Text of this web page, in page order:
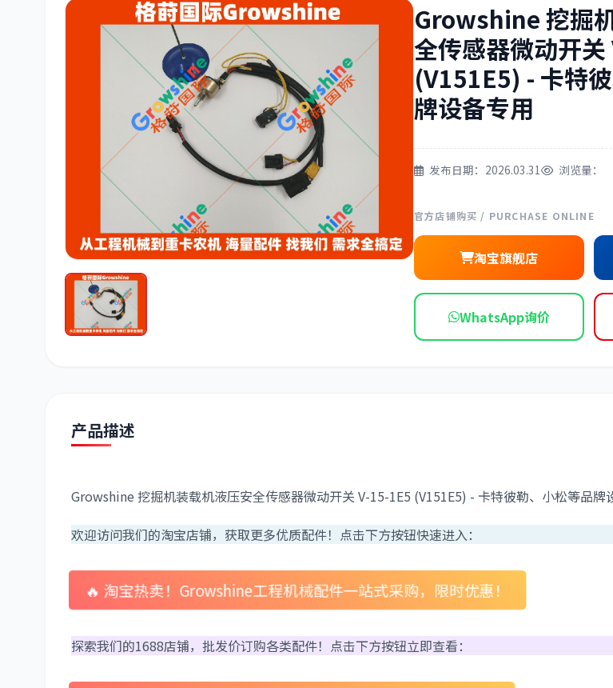
柳工 斗山 三一 奔驰
丰田
潍柴 依维柯
Growshine 挖掘
全传感器微动开
(V151E5) - 卡特
牌设备专用
发布日期：2026.03.31 浏览量：
官方店铺购买 / PURCHASE ONLINE
淘宝旗舰店
WhatsApp询价
产品描述
Growshine 挖掘机装载机液压安全传感器微动开关 V-15-1E5 (V151E5) - 卡特彼勒、小松等品牌
欢迎访问我们的淘宝店铺，获取更多优质配件！点击下方按钮快速进入：
🔥 淘宝热卖！Growshine工程机械配件一站式采购，限时优惠！
探索我们的1688店铺，批发价订购各类配件！点击下方按钮立即查看：